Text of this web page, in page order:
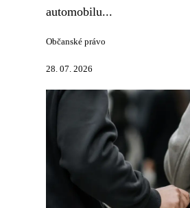
automobilu...
Občanské právo
28. 07. 2026